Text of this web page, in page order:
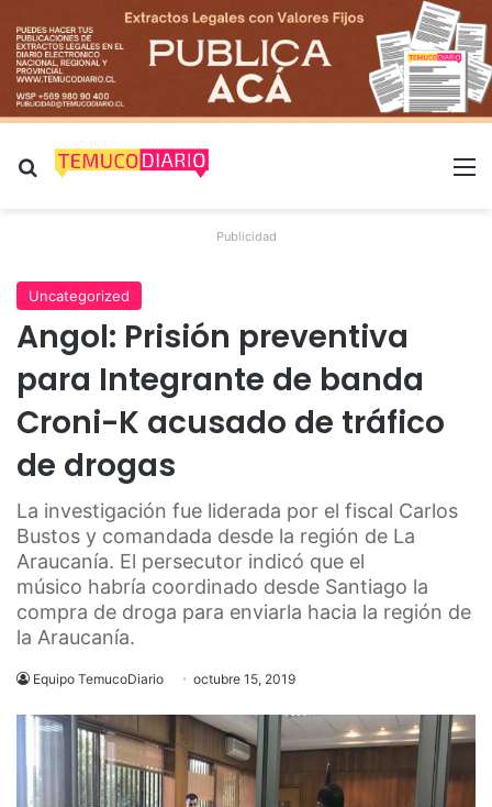
Buscar por
Publicidad
Uncategorized
Angol: Prisión preventiva
para Integrante de banda
Croni-K acusado de tráfico
de drogas
La investigación fue liderada por el fiscal Carlos
Bustos y comandada desde la región de La
Araucanía. El persecutor indicó que el
músico habría coordinado desde Santiago la
compra de droga para enviarla hacia la región de
la Araucanía.
Equipo TemucoDiario octubre 15, 2019